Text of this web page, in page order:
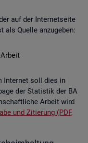
auf der In­ter­net­sei­te
als Quel­le an­zu­ge­ben:
In­ter­net soll dies in
der Sta­tis­tik der BA
Ar­beit wird
und Zi­tie­rung (PDF,